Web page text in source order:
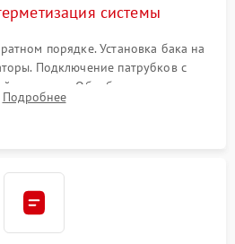
системы
порядке. Установка бака на
Подключение патрубков с
хомутами. Обработка стыков
возможных протечек воды.
Подробнее